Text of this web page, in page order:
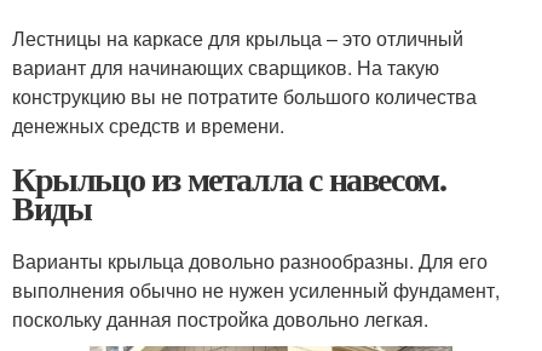
Лестницы на каркасе для крыльца – это отличный
вариант для начинающих сварщиков. На такую
конструкцию вы не потратите большого количества
денежных средств и времени.
Крыльцо из металла с навесом.
Виды
Варианты крыльца довольно разнообразны. Для его
выполнения обычно не нужен усиленный фундамент,
поскольку данная постройка довольно легкая.